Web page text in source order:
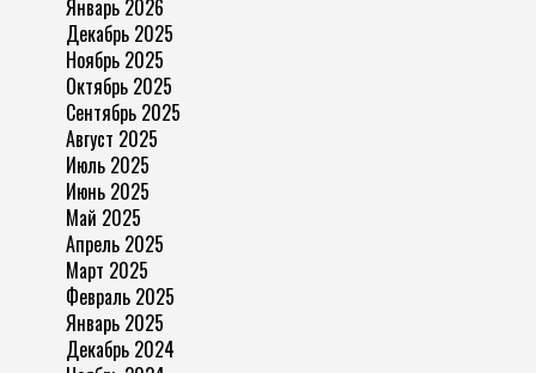
Январь 2026
Декабрь 2025
Ноябрь 2025
Октябрь 2025
Сентябрь 2025
Август 2025
Июль 2025
Июнь 2025
Май 2025
Апрель 2025
Март 2025
Февраль 2025
Январь 2025
Декабрь 2024